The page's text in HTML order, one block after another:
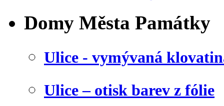
Domy Města Památky
Ulice - vymývaná
Ulice – otisk barev z fólie